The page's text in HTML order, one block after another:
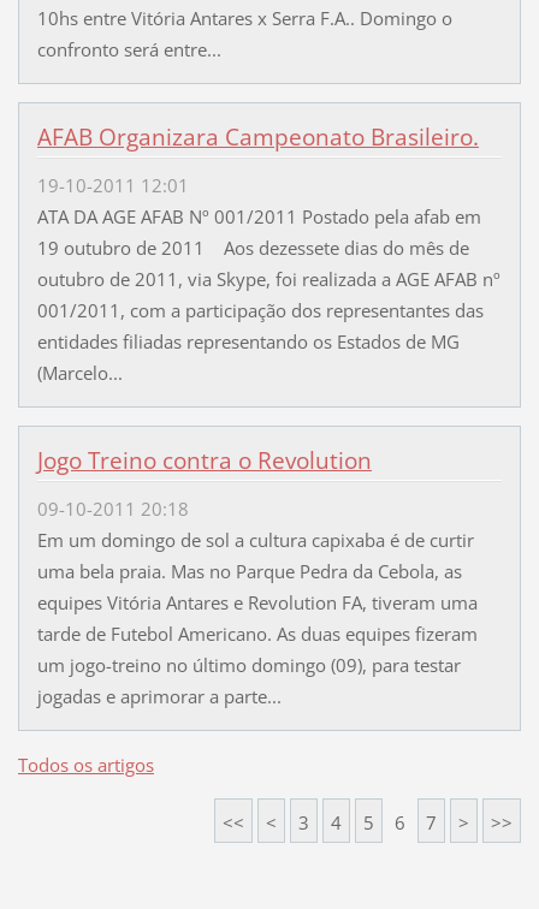
10hs entre Vitória Antares x Serra F.A.. Domingo o
confronto será entre...
AFAB Organizara Campeonato Brasileiro.
19-10-2011 12:01
ATA DA AGE AFAB Nº 001/2011 Postado pela afab em
19 outubro de 2011 Aos dezessete dias do mês de
outubro de 2011, via Skype, foi realizada a AGE AFAB nº
001/2011, com a participação dos representantes das
entidades filiadas representando os Estados de MG
(Marcelo...
Jogo Treino contra o Revolution
09-10-2011 20:18
Em um domingo de sol a cultura capixaba é de curtir
uma bela praia. Mas no Parque Pedra da Cebola, as
equipes Vitória Antares e Revolution FA, tiveram uma
tarde de Futebol Americano. As duas equipes fizeram
um jogo-treino no último domingo (09), para testar
jogadas e aprimorar a parte...
Todos os artigos
<< < 3 4 5 6 7 > >>